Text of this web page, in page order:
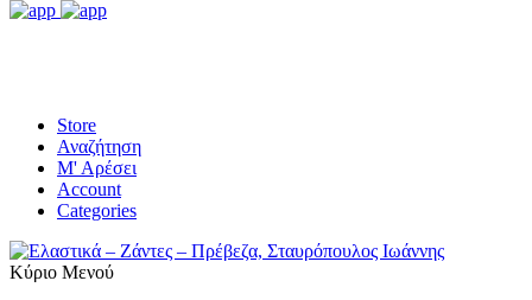
Store
Αναζήτηση
Μ' Αρέσει
Account
Categories
Κύριο Μενού